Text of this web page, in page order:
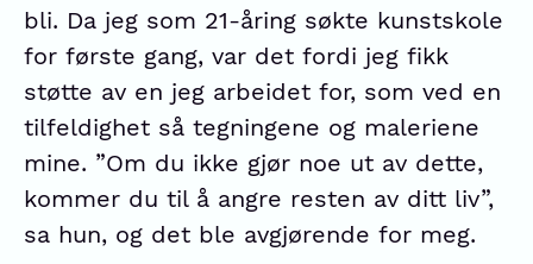
bli. Da jeg som 21-åring søkte kunstskole
for første gang, var det fordi jeg fikk
støtte av en jeg arbeidet for, som ved en
tilfeldighet så tegningene og maleriene
mine. ”Om du ikke gjør noe ut av dette,
kommer du til å angre resten av ditt liv”,
sa hun, og det ble avgjørende for meg.